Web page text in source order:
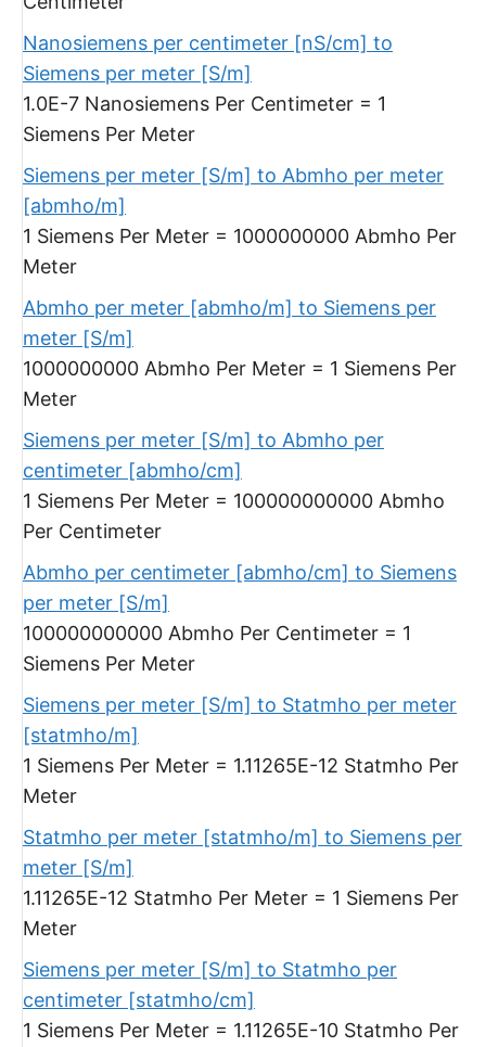
Nanosiemens per centimeter [nS/cm] to
Siemens per meter [S/m]
1.0E-7 Nanosiemens Per Centimeter = 1
Siemens Per Meter
Siemens per meter [S/m] to Abmho per meter
[abmho/m]
1 Siemens Per Meter = 1000000000 Abmho Per
Meter
Abmho per meter [abmho/m] to Siemens per
meter [S/m]
1000000000 Abmho Per Meter = 1 Siemens Per
Meter
Siemens per meter [S/m] to Abmho per
centimeter [abmho/cm]
1 Siemens Per Meter = 100000000000 Abmho
Per Centimeter
Abmho per centimeter [abmho/cm] to Siemens
per meter [S/m]
100000000000 Abmho Per Centimeter = 1
Siemens Per Meter
Siemens per meter [S/m] to Statmho per meter
[statmho/m]
1 Siemens Per Meter = 1.11265E-12 Statmho Per
Meter
Statmho per meter [statmho/m] to Siemens per
meter [S/m]
1.11265E-12 Statmho Per Meter = 1 Siemens Per
Meter
Siemens per meter [S/m] to Statmho per
centimeter [statmho/cm]
1 Siemens Per Meter = 1.11265E-10 Statmho Per